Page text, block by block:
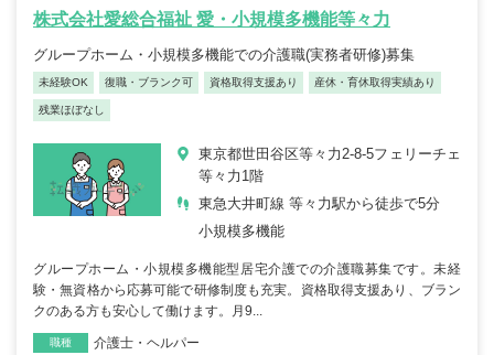
株式会社愛総合福祉 愛・小規模多機能等々力
グループホーム・小規模多機能での介護職(実務者研修)募集
未経験OK 復職・ブランク可 資格取得支援あり 産休・育休取得実績あり
残業ほぼなし
東京都世田谷区等々力2-8-5フェリーチェ
等々力1階
東急大井町線 等々力駅から徒歩で5分
小規模多機能
グループホーム・小規模多機能型居宅介護での介護職募集です。未経
験・無資格から応募可能で研修制度も充実。資格取得支援あり、ブラン
クのある方も安心して働けます。月9...
職種 介護士・ヘルパー